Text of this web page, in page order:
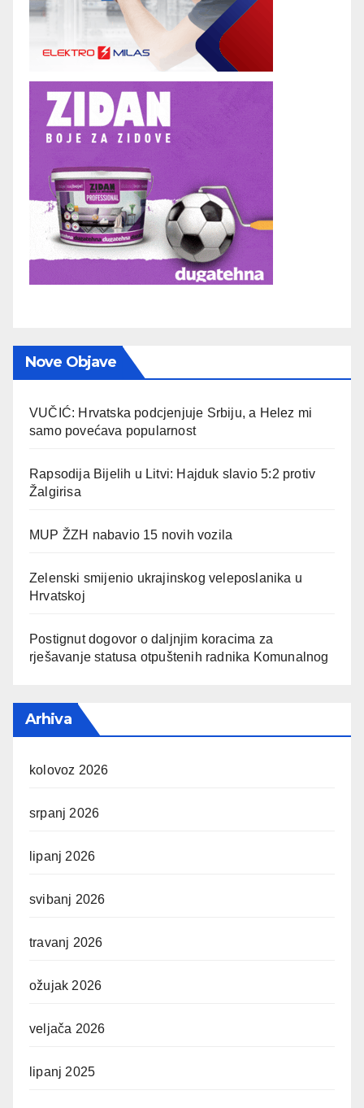
Nove Objave
VUČIĆ: Hrvatska podcjenjuje Srbiju, a Helez mi
samo povećava popularnost
Rapsodija Bijelih u Litvi: Hajduk slavio 5:2 protiv
Žalgirisa
MUP ŽZH nabavio 15 novih vozila
Zelenski smijenio ukrajinskog veleposlanika u
Hrvatskoj
Postignut dogovor o daljnjim koracima za
rješavanje statusa otpuštenih radnika Komunalnog
Arhiva
kolovoz 2026
srpanj 2026
lipanj 2026
svibanj 2026
travanj 2026
ožujak 2026
veljača 2026
lipanj 2025